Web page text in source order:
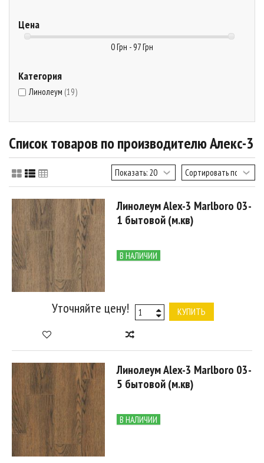
Цена
0 Грн - 97 Грн
Категория
Линолеум (19)
Список товаров по производителю Алекс-3
Линолеум Alex-3 Marlboro 03-
1 бытовой (м.кв)
В НАЛИЧИИ
Уточняйте цену! КУПИТЬ
Линолеум Alex-3 Marlboro 03-
5 бытовой (м.кв)
В НАЛИЧИИ